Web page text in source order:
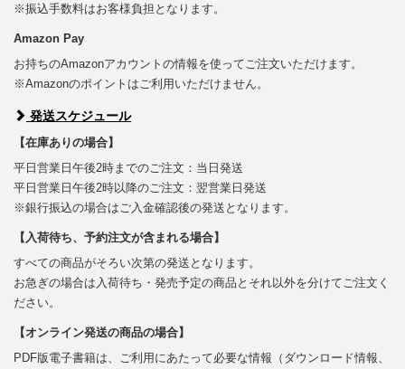
※振込手数料はお客様負担となります。
Amazon Pay
お持ちのAmazonアカウントの情報を使ってご注文いただけます。
※Amazonのポイントはご利用いただけません。
発送スケジュール
【在庫ありの場合】
平日営業日午後2時までのご注文：当日発送
平日営業日午後2時以降のご注文：翌営業日発送
※銀行振込の場合はご入金確認後の発送となります。
【入荷待ち、予約注文が含まれる場合】
すべての商品がそろい次第の発送となります。
お急ぎの場合は入荷待ち・発売予定の商品とそれ以外を分けてご注文く
ださい。
【オンライン発送の商品の場合】
PDF版電子書籍は、ご利用にあたって必要な情報（ダウンロード情報、